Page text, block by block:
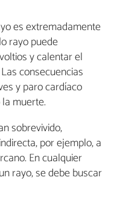
es extremadamente
rayo puede
y calentar el
consecuencias
y paro cardíaco
muerte.
sobrevivido,
por ejemplo, a
En cualquier
rayo, se debe buscar